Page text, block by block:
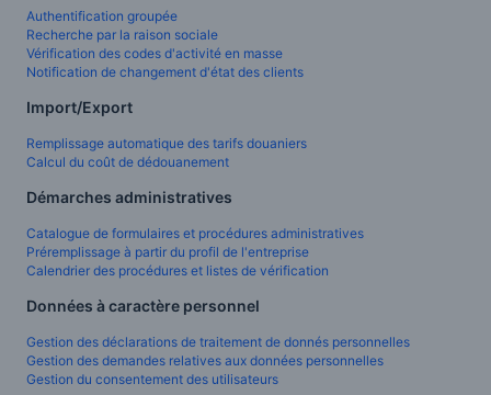
Authentification groupée
Recherche par la raison sociale
Vérification des codes d'activité en masse
Notification de changement d'état des clients
Import/Export
Remplissage automatique des tarifs douaniers
Calcul du coût de dédouanement
Démarches administratives
Catalogue de formulaires et procédures administratives
Préremplissage à partir du profil de l'entreprise
Calendrier des procédures et listes de vérification
Données à caractère personnel
Gestion des déclarations de traitement de donnés personnelles
Gestion des demandes relatives aux données personnelles
Gestion du consentement des utilisateurs